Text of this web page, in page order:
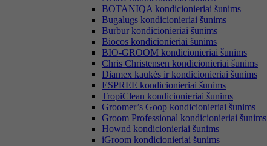
BOTANIQA kondicionieriai šunims
Bugalugs kondicionieriai šunims
Burbur kondicionieriai šunims
Biocos kondicionieriai šunims
BIO-GROOM kondicionieriai šunims
Chris Christensen kondicionieriai šunims
Diamex kaukės ir kondicionieriai šunims
ESPREE kondicionieriai šunims
TropiClean kondicionieriai šunims
Groomer’s Goop kondicionieriai šunims
Groom Professional kondicionieriai šunims
Hownd kondicionieriai šunims
iGroom kondicionieriai šunims